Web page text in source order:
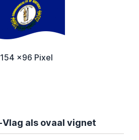
154 x96 Pixel
als ovaal vignet